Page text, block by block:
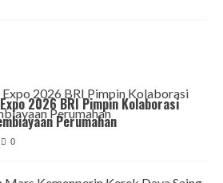
2026 BRI Pimpin Kolaborasi
Perumahan
0